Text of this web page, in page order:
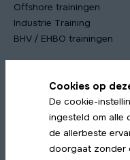
Offshore trainingen
Industrie Training
BHV / EHBO trainingen
Meest gekozen trainingen
STCW
STCW Medische Training
STCW Profiency in
Cookies op
De cookie-
ingesteld om alle
de allerbeste
doorgaat zonder